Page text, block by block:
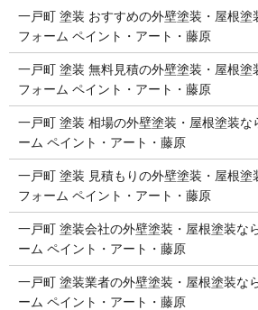
一戸町 塗装 おすすめの外壁塗装・屋根塗
フォーム ペイント・アート・藤原
一戸町 塗装 無料見積の外壁塗装・屋根塗
フォーム ペイント・アート・藤原
一戸町 塗装 相場の外壁塗装・屋根塗装な
ーム ペイント・アート・藤原
一戸町 塗装 見積もりの外壁塗装・屋根塗
フォーム ペイント・アート・藤原
一戸町 塗装会社の外壁塗装・屋根塗装な
ーム ペイント・アート・藤原
一戸町 塗装業者の外壁塗装・屋根塗装な
ーム ペイント・アート・藤原